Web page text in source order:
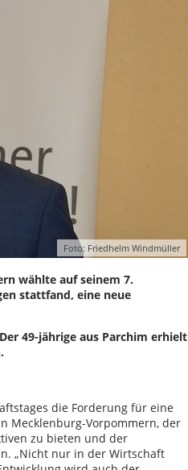
Foto: Friedhelm Windmüller
wählte auf seinem 7.
stattfand, eine neue
49-jährige aus Parchim erhielt
die Forderung für eine
Mecklenburg-Vorpommern, der
zu bieten und der
„Nicht nur in der Wirtschaft